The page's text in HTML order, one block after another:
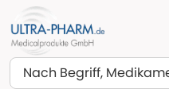
Suchen